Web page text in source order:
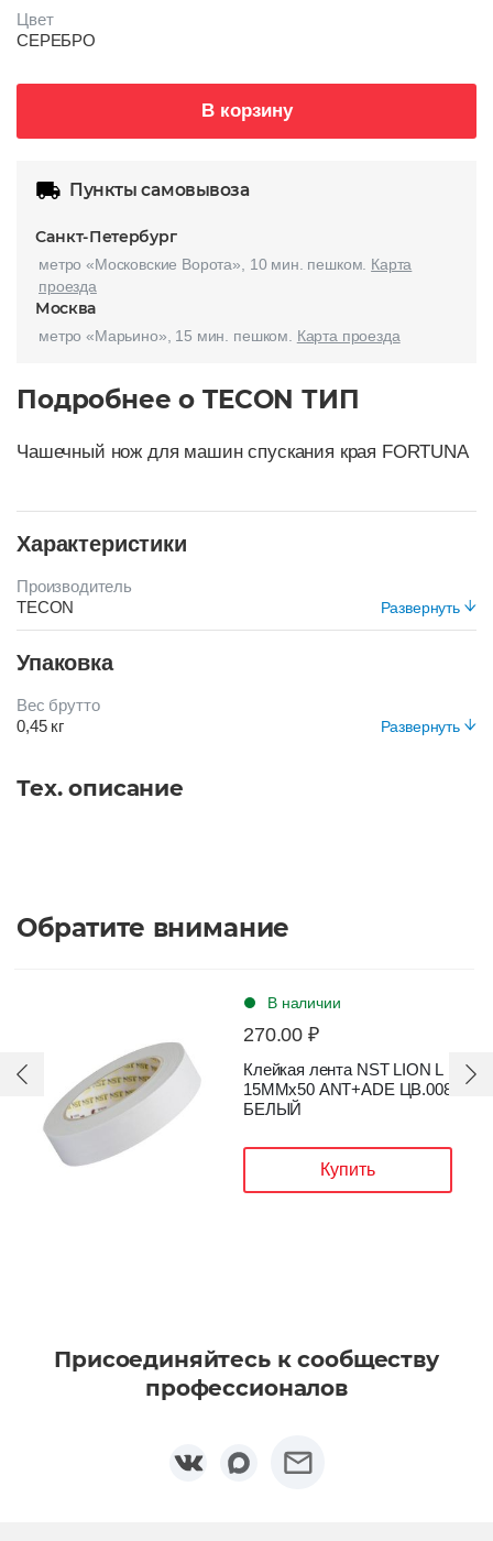
Цвет
СЕРЕБРО
В корзину
Пункты самовывоза
Санкт-Петербург
метро «Московские Ворота», 10 мин. пешком. Карта
проезда
Москва
метро «Марьино», 15 мин. пешком. Карта проезда
Подробнее о TECON ТИП
Чашечный нож для машин спускания края FORTUNA
Характеристики
Развернуть
Производитель
TECON
СЕРЕБРО
Упаковка
Развернуть
Вес брутто
0,45 кг
Короб
Тех. описание
Обратите внимание
В наличии
270.00 ₽
Клейкая лента NST LION L
15ММх50 ANT+ADE ЦВ.008
БЕЛЫЙ
Купить
Присоединяйтесь к сообществу
профессионалов